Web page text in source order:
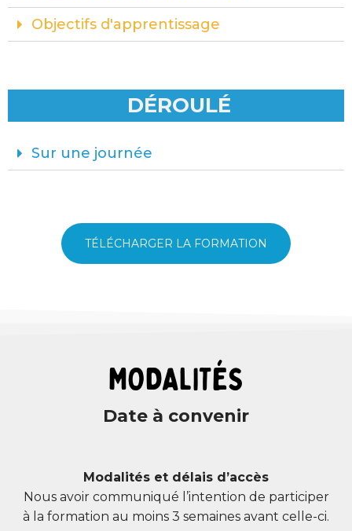
Objectifs d'apprentissage
DÉROULÉ
Sur une journée
TÉLÉCHARGER LA FORMATION
MODALITÉS
Date à convenir
Modalités et délais d’accès
Nous avoir communiqué l’intention de participer
à la formation au moins 3 semaines avant celle-ci.